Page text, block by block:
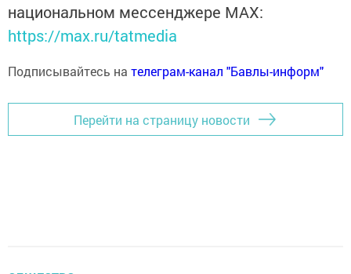
национальном мессенджере MАХ:
https://max.ru/tatmedia
Подписывайтесь на телеграм-канал "Бавлы-информ"
Перейти на страницу новости